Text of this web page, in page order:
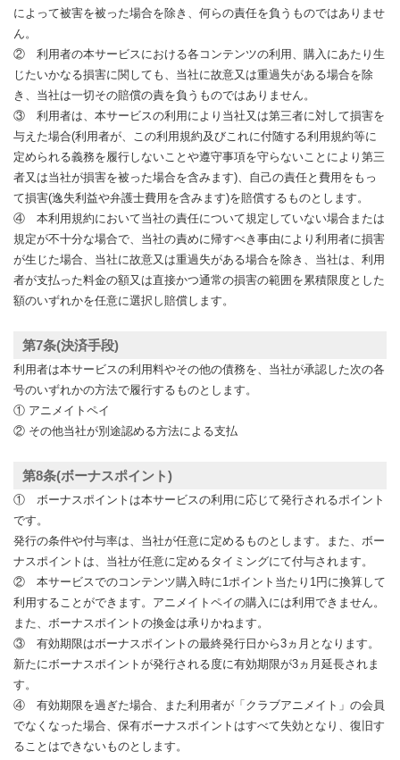
によって被害を被った場合を除き、何らの責任を負うものではありませ
ん。
② 利用者の本サービスにおける各コンテンツの利用、購入にあたり生
じたいかなる損害に関しても、当社に故意又は重過失がある場合を除
き、当社は一切その賠償の責を負うものではありません。
③ 利用者は、本サービスの利用により当社又は第三者に対して損害を
与えた場合(利用者が、この利用規約及びこれに付随する利用規約等に
定められる義務を履行しないことや遵守事項を守らないことにより第三
者又は当社が損害を被った場合を含みます)、自己の責任と費用をもっ
て損害(逸失利益や弁護士費用を含みます)を賠償するものとします。
④ 本利用規約において当社の責任について規定していない場合または
規定が不十分な場合で、当社の責めに帰すべき事由により利用者に損害
が生じた場合、当社に故意又は重過失がある場合を除き、当社は、利用
者が支払った料金の額又は直接かつ通常の損害の範囲を累積限度とした
額のいずれかを任意に選択し賠償します。
第7条(決済手段)
利用者は本サービスの利用料やその他の債務を、当社が承認した次の各
号のいずれかの方法で履行するものとします。
① アニメイトペイ
② その他当社が別途認める方法による支払
第8条(ボーナスポイント)
① ボーナスポイントは本サービスの利用に応じて発行されるポイント
です。
発行の条件や付与率は、当社が任意に定めるものとします。また、ボー
ナスポイントは、当社が任意に定めるタイミングにて付与されます。
② 本サービスでのコンテンツ購入時に1ポイント当たり1円に換算して
利用することができます。アニメイトペイの購入には利用できません。
また、ボーナスポイントの換金は承りかねます。
③ 有効期限はボーナスポイントの最終発行日から3ヵ月となります。
新たにボーナスポイントが発行される度に有効期限が3ヵ月延長されま
す。
④ 有効期限を過ぎた場合、また利用者が「クラブアニメイト」の会員
でなくなった場合、保有ボーナスポイントはすべて失効となり、復旧す
ることはできないものとします。